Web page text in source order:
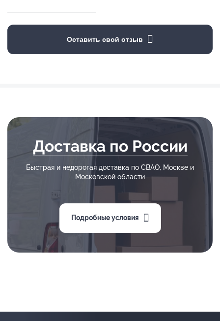
Оставить свой отзыв
Доставка по России
Быстрая и недорогая доставка по СВАО, Москве и
Московской области
Подробные условия